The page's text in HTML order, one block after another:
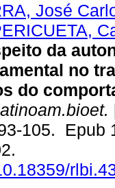
José
da
no
do
105. Epub